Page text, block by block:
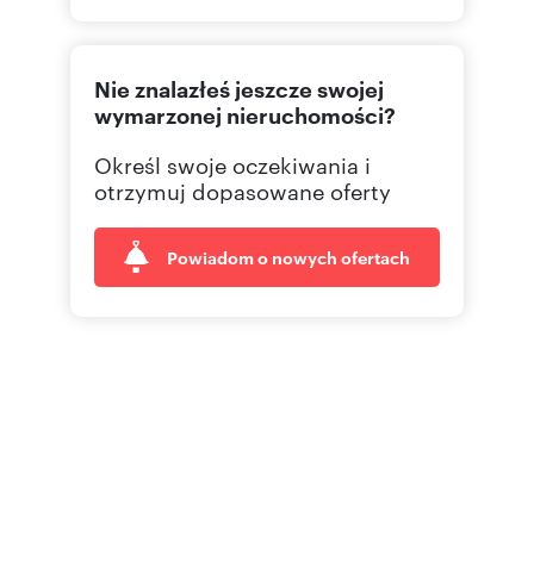
Nie znalazłeś jeszcze swojej
wymarzonej nieruchomości?
Określ swoje oczekiwania i
otrzymuj dopasowane oferty
Powiadom o nowych ofertach